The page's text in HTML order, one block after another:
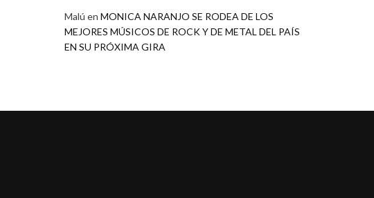
Malú en MONICA NARANJO SE RODEA DE LOS
MEJORES MÚSICOS DE ROCK Y DE METAL DEL PAÍS
EN SU PRÓXIMA GIRA